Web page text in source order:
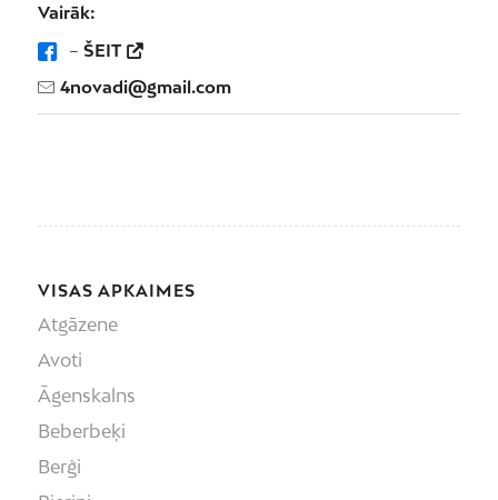
Vairāk:
–ŠEIT
4novadi@gmail.com
VISAS APKAIMES
Atgāzene
Avoti
Āgenskalns
Beberbeķi
Berģi